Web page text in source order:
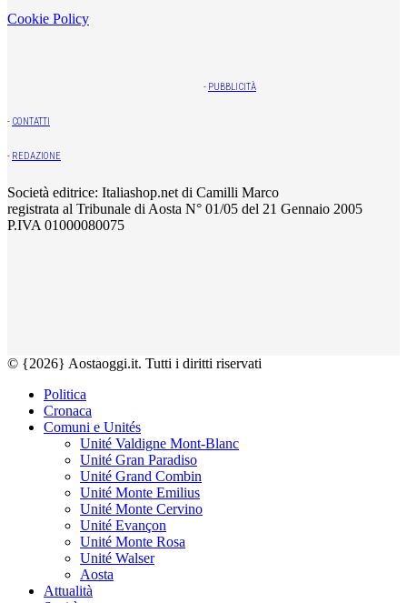
Cookie Policy
- PUBBLICITÀ
- CONTATTI
- REDAZIONE
Società editrice: Italiashop.net di Camilli Marco
registrata al Tribunale di Aosta N° 01/05 del 21 Gennaio 2005
P.IVA 01000080075
© {2026} Aostaoggi.it. Tutti i diritti riservati
Politica
Cronaca
Comuni e Unités
Unité Valdigne Mont-Blanc
Unité Gran Paradiso
Unité Grand Combin
Unité Monte Emilius
Unité Monte Cervino
Unité Evançon
Unité Monte Rosa
Unité Walser
Aosta
Attualità